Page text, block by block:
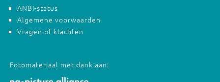
ANBI-status
Algemene voorwaarden
Vragen of klachten
Fotomateriaal met dank aan: